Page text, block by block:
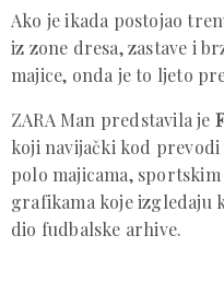
Ako je ikada postojao
iz zone dresa, zastave i
majice, onda je to ljeto
ZARA Man predstavila je
koji navijački kod
polo majicama,
grafikama koje izgledaju
dio fudbalske arhive.